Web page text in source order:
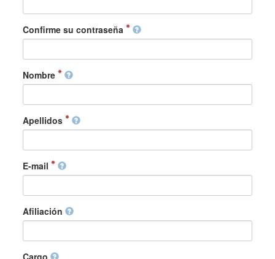
Confirme su contraseña
Nombre
Apellidos
E-mail
Afiliación
Cargo